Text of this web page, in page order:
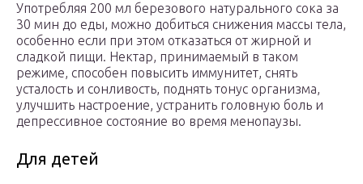
Употребляя 200 мл березового натурального сока за
30 мин до еды, можно добиться снижения массы тела,
особенно если при этом отказаться от жирной и
сладкой пищи. Нектар, принимаемый в таком
режиме, способен повысить иммунитет, снять
усталость и сонливость, поднять тонус организма,
улучшить настроение, устранить головную боль и
депрессивное состояние во время менопаузы.
Для детей